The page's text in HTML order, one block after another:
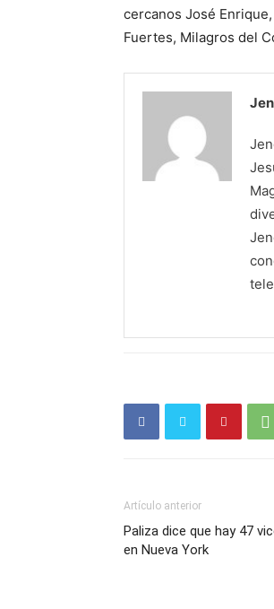
cercanos José
Fuertes, Milagros del
Artículo anterior
Paliza dice que hay 47
en Nueva York